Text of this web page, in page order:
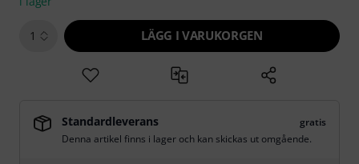
1 LÄGG I VARUKORGEN
Standardleverans
gratis
Denna artikel finns i lager och kan skickas ut omgående.